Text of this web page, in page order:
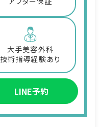
大手美容外科
技術指導経験あり
LINE予約